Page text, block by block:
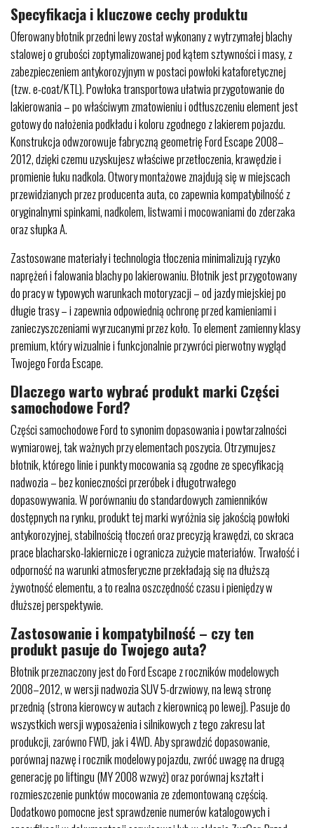
Specyfikacja i kluczowe cechy produktu
Oferowany błotnik przedni lewy został wykonany z wytrzymałej blachy
stalowej o grubości zoptymalizowanej pod kątem sztywności i masy, z
zabezpieczeniem antykorozyjnym w postaci powłoki kataforetycznej
(tzw. e-coat/KTL). Powłoka transportowa ułatwia przygotowanie do
lakierowania – po właściwym zmatowieniu i odtłuszczeniu element jest
gotowy do nałożenia podkładu i koloru zgodnego z lakierem pojazdu.
Konstrukcja odwzorowuje fabryczną geometrię Ford Escape 2008–
2012, dzięki czemu uzyskujesz właściwe przetłoczenia, krawędzie i
promienie łuku nadkola. Otwory montażowe znajdują się w miejscach
przewidzianych przez producenta auta, co zapewnia kompatybilność z
oryginalnymi spinkami, nadkolem, listwami i mocowaniami do zderzaka
oraz słupka A.
Zastosowane materiały i technologia tłoczenia minimalizują ryzyko
naprężeń i falowania blachy po lakierowaniu. Błotnik jest przygotowany
do pracy w typowych warunkach motoryzacji – od jazdy miejskiej po
długie trasy – i zapewnia odpowiednią ochronę przed kamieniami i
zanieczyszczeniami wyrzucanymi przez koło. To element zamienny klasy
premium, który wizualnie i funkcjonalnie przywróci pierwotny wygląd
Twojego Forda Escape.
Dlaczego warto wybrać produkt marki Części
samochodowe Ford?
Części samochodowe Ford to synonim dopasowania i powtarzalności
wymiarowej, tak ważnych przy elementach poszycia. Otrzymujesz
błotnik, którego linie i punkty mocowania są zgodne ze specyfikacją
nadwozia – bez konieczności przeróbek i długotrwałego
dopasowywania. W porównaniu do standardowych zamienników
dostępnych na rynku, produkt tej marki wyróżnia się jakością powłoki
antykorozyjnej, stabilnością tłoczeń oraz precyzją krawędzi, co skraca
prace blacharsko-lakiernicze i ogranicza zużycie materiałów. Trwałość i
odporność na warunki atmosferyczne przekładają się na dłuższą
żywotność elementu, a to realna oszczędność czasu i pieniędzy w
dłuższej perspektywie.
Zastosowanie i kompatybilność – czy ten
produkt pasuje do Twojego auta?
Błotnik przeznaczony jest do Ford Escape z roczników modelowych
2008–2012, w wersji nadwozia SUV 5-drzwiowy, na lewą stronę
przednią (strona kierowcy w autach z kierownicą po lewej). Pasuje do
wszystkich wersji wyposażenia i silnikowych z tego zakresu lat
produkcji, zarówno FWD, jak i 4WD. Aby sprawdzić dopasowanie,
porównaj nazwę i rocznik modelowy pojazdu, zwróć uwagę na drugą
generację po liftingu (MY 2008 wzwyż) oraz porównaj kształt i
rozmieszczenie punktów mocowania ze zdemontowaną częścią.
Dodatkowo pomocne jest sprawdzenie numerów katalogowych i